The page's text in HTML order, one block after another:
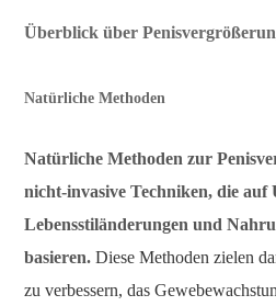
Überblick über
Natürliche Methoden
Natürliche Methoden zur
nicht-invasive Techniken, die auf
Lebensstiländerungen und
basieren. Diese Methoden zielen
zu verbessern, das